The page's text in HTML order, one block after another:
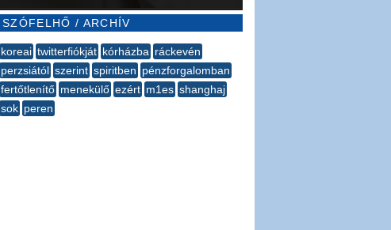
SZÓFELHŐ / ARCHÍV
koreai twitterfiókját kórházba ráckevén
perzsiától szerint spiritben pénzforgalomban
fertőtlenítő menekülő ezért m1es shanghaj
sok peren